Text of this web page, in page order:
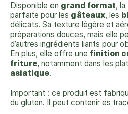
Disponible en grand format, la
parfaite pour les gâteaux, les
délicats. Sa texture légère et
préparations douces, mais elle
d’autres ingrédients liants pour
En plus, elle offre une finition
friture, notamment dans les
asiatique.
Important : ce produit est
du gluten. Il peut contenir es